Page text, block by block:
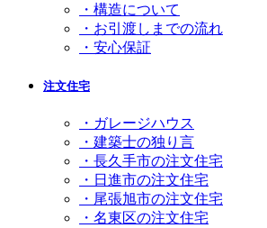
・構造について
・お引渡しまでの流れ
・安心保証
注文住宅
・ガレージハウス
・建築士の独り言
・長久手市の注文住宅
・日進市の注文住宅
・尾張旭市の注文住宅
・名東区の注文住宅